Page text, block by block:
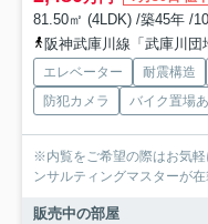
81.50㎡ (4LDK) /築45年 /
阪神武庫川線「武庫川
エレベーター 耐震構造
防犯カメラ
バイク置場
※内覧をご希望の際はお気軽にご連絡くだ
ンサルティングマスターが
販売中の部屋